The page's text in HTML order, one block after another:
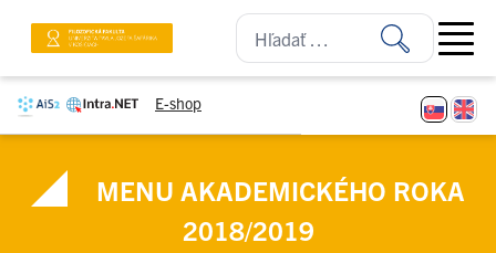
E-shop
Open
MENU AKADEMICKÉHO ROKA
2018/2019